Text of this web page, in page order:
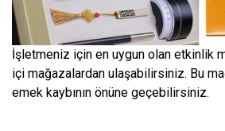
İşletmeniz için en uygun olan etkinlik
içi mağazalardan ulaşabilirsiniz. Bu
emek kaybının önüne geçebilirsiniz.